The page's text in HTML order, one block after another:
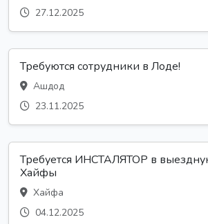
27.12.2025
Требуются сотрудники в Лоде!
Ашдод
23.11.2025
Требуется ИНСТАЛЯТОР в
Хайфы
Хайфа
04.12.2025